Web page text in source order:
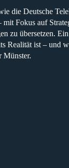
die Deutsche
Fokus auf
zu übersetzen.
Realität ist – und
Münster.